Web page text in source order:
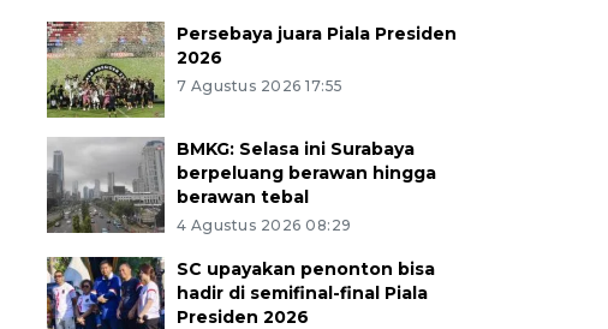
Persebaya juara Piala Presiden
2026
7 Agustus 2026 17:55
BMKG: Selasa ini Surabaya
berpeluang berawan hingga
berawan tebal
4 Agustus 2026 08:29
SC upayakan penonton bisa
hadir di semifinal-final Piala
Presiden 2026